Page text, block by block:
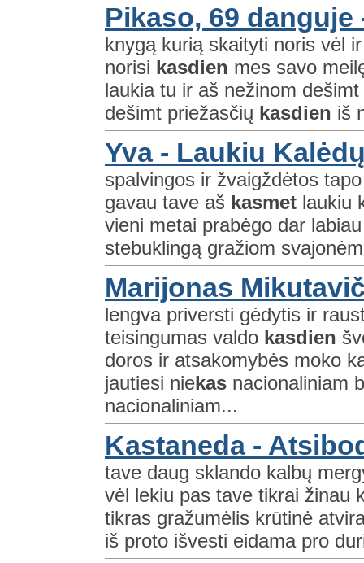
Pikaso, 69 danguje
knygą kurią skaityti noris vėl
norisi kasdien mes savo
laukia tu ir aš nežinom
dešimt priežasčių kasdien iš
Yva - Laukiu
spalvingos ir žvaigždėtos
gavau tave aš kasmet laukiu
vieni metai prabėgo dar
stebuklingą gražiom
Marijonas
lengva priversti gėdytis ir
teisingumas valdo kasdien
doros ir atsakomybės moko
jautiesi niekas nacionaliniam
nacionaliniam...
Kastaneda -
tave daug sklando kalbų
vėl lekiu pas tave tikrai žinau
tikras gražumėlis krūtinė
iš proto išvesti eidama pro